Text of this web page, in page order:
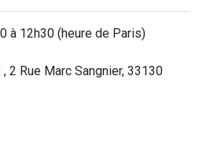
à 12h30 (heure de Paris)
2 Rue Marc Sangnier, 33130